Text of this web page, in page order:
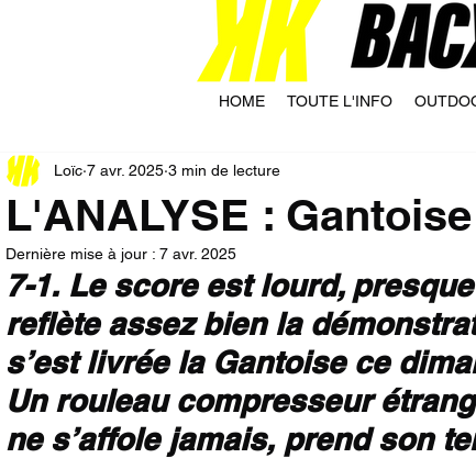
HOME TOUTE L'INFO
L'ANALYSE :
Loïc 7 avr. 2025 3 min de lecture
Dernière mise à jour : 7 avr. 2025
7-1. Le score est lourd,
reflète assez bien la
s’est livrée la Gantoise ce
Un rouleau compresseur
ne s’affole jamais, prend son